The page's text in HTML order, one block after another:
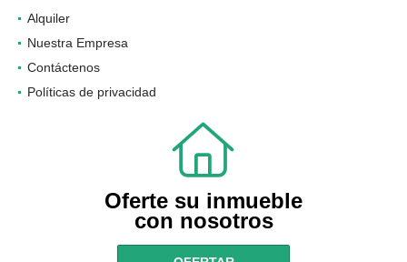
Venta
Alquiler
Nuestra Empresa
Contáctenos
Oferte su inmueble
con nosotros